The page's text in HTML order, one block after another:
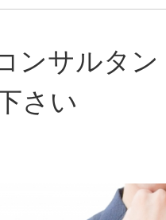
ンサルタ
さい